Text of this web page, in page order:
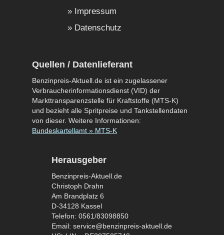
Impressum
Datenschutz
Quellen / Datenlieferant
Benzinpreis-Aktuell.de ist ein zugelassener
Verbraucherinformationsdienst (VID) der
Markttransparenzstelle für Kraftstoffe (MTS-K)
und bezieht alle Spritpreise und Tankstellendaten
von dieser. Weitere Informationen:
Bundeskartellamt » MTS-K
Herausgeber
Benzinpreis-Aktuell.de
Christoph Drahn
Am Brandplatz 6
D-34128 Kassel
Telefon: 0561/83098850
Email: service@benzinpreis-aktuell.de